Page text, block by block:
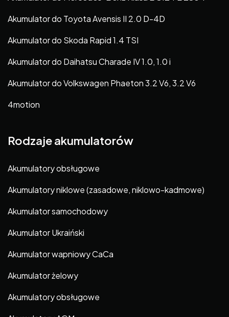
Akumulator do Toyota Avensis II 2.0 D-4D
Akumulator do Skoda Rapid 1.4 TSI
Akumulator do Daihatsu Charade IV 1.0, 1.0 i
Akumulator do Volkswagen Phaeton 3.2 V6, 3.2 V6
4motion
Rodzaje akumulatorów
Akumulatory obsługowe
Akumulatory niklowe (zasadowe, niklowo-kadmowe)
Akumulator samochodowy
Akumulator Ukraiński
Akumulator wapniowy CaCa
Akumulator żelowy
Akumulatory obsługowe